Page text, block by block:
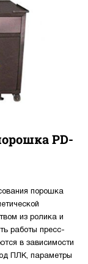
PD-
порошка
из ролика и
работы пресс-
в зависимости
ПЛК, параметры